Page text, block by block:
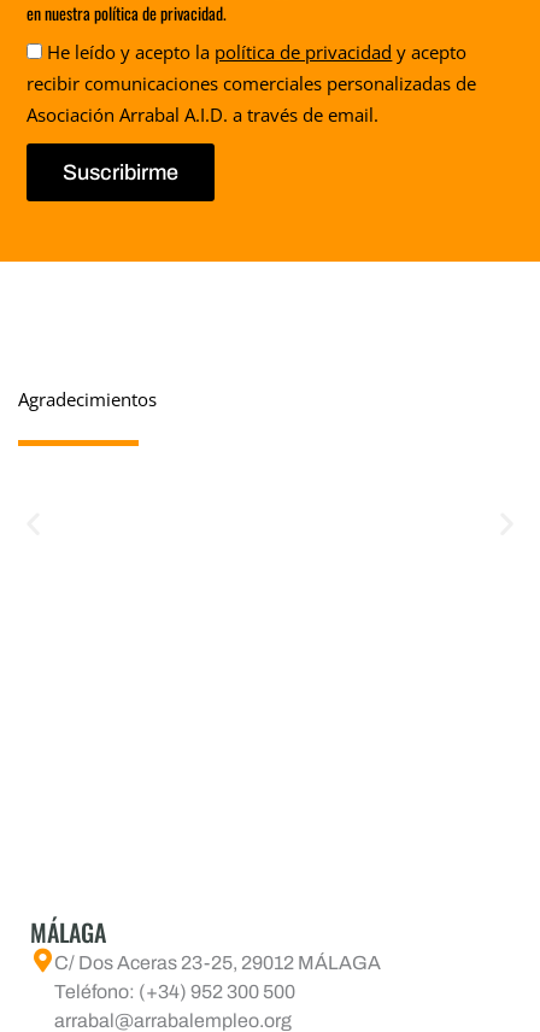
en nuestra política de privacidad.
Aceptación
He leído y acepto la política de privacidad y acepto
recibir comunicaciones comerciales personalizadas de
Asociación Arrabal A.I.D. a través de email.
Suscribirme
Agradecimientos
MÁLAGA
C/ Dos Aceras 23-25, 29012 MÁLAGA
Teléfono: (+34) 952 300 500
arrabal@arrabalempleo.org